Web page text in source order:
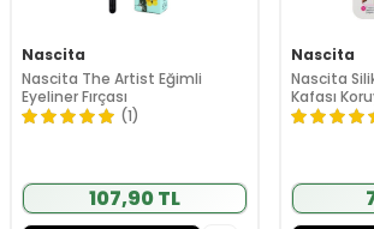
Nascita
Nascita The Artist Eğimli
Eyeliner Fırçası
(1)
107,90 TL
Nascita
Nascita
Kafası
05